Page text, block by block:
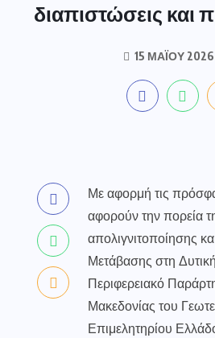
διαπιστώσεις και
15 ΜΑΪ́ΟΥ 2026
Με αφορμή τις
αφορούν την πορεία
απολιγνιτοποίησης
Μετάβασης στη
Περιφερειακό
Μακεδονίας του
Επιμελητηρίου